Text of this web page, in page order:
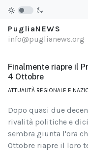
PugliaNEWS
info@puglianews.org
Finalmente riapre il
4 Ottobre
ATTUALITÀ REGIONALE E
Dopo quasi due
rivalità politiche e
sembra giunta l'ora
Ottobre riapre il loro